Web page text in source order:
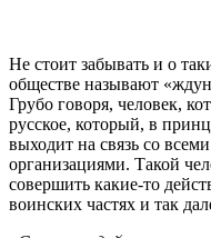
Не стоит забывать и о
обществе называют
Грубо говоря, человек,
русское, который, в
выходит на связь со
организациями. Такой
совершить какие-то
воинских частях и так